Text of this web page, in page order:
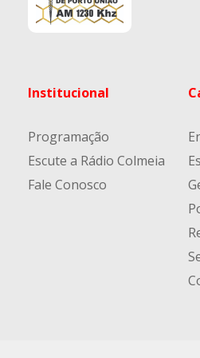
Institucional
Programação
Escute a Rádio Colmeia
Fale Conosco